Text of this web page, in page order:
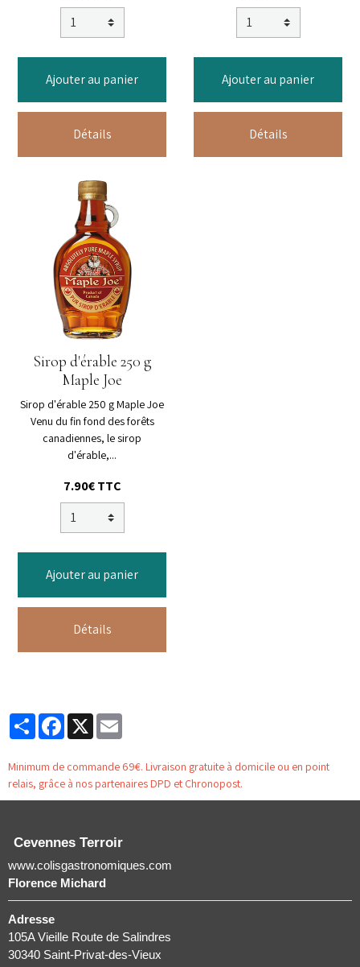
Ajouter au panier
Détails
Ajouter au panier
Détails
Sirop d'érable 250 g
Maple Joe
Sirop d'érable 250 g Maple Joe
Venu du fin fond des forêts
canadiennes, le sirop
d'érable,...
7.90€ TTC
Ajouter au panier
Détails
PartagerFacebook
X
Minimum de commande 69€. Livraison gratuite à domicile ou en point
relais, grâce à nos partenaires DPD et Chronopost.
Cevennes Terroir
www.colisgastronomiques.com
Florence Michard
Adresse
105A Vieille Route de Salindres
30340 Saint-Privat-des-Vieux